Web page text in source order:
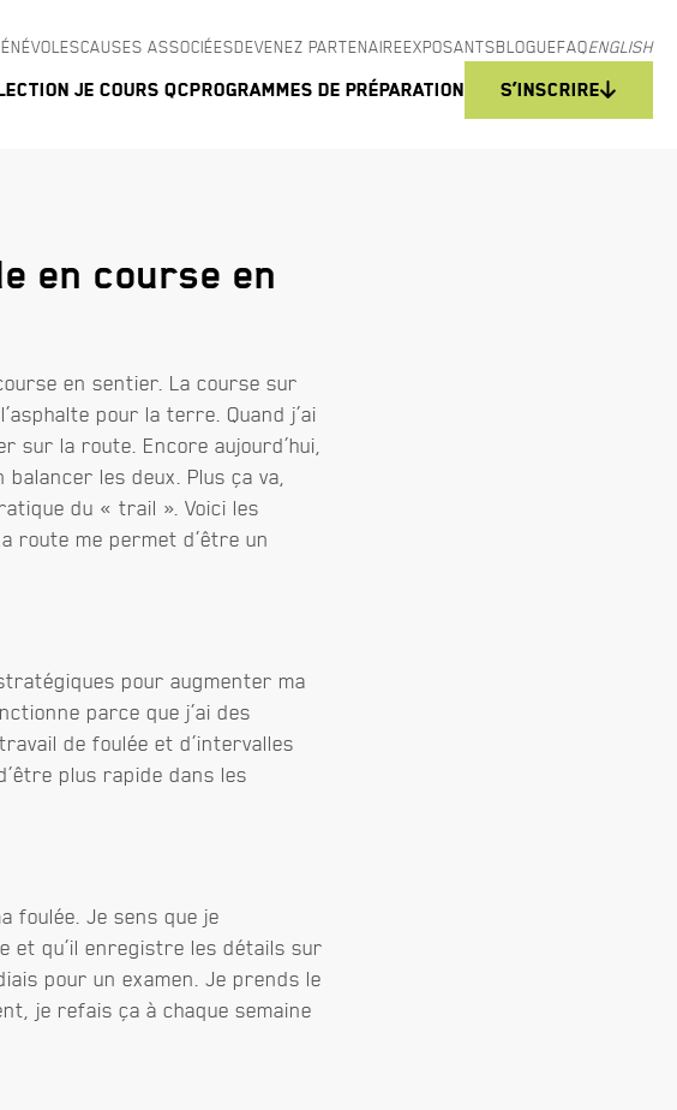
CAUSES ASSOCIÉESDEVENEZ PARTENAIREEXPOSANTSBLOGUEFAQENGLISH
Je Cours QCProgrammes de préparation S’inscrire
en course en
en sentier. La course sur
pour la terre. Quand j’ai
sur la route. Encore aujourd’hui,
les deux. Plus ça va,
du « trail ». Voici les
route me permet d’être un
pour augmenter ma
parce que j’ai des
de foulée et d’intervalles
plus rapide dans les
foulée. Je sens que je
et qu’il enregistre les détails sur
pour un examen. Je prends le
je refais ça à chaque semaine